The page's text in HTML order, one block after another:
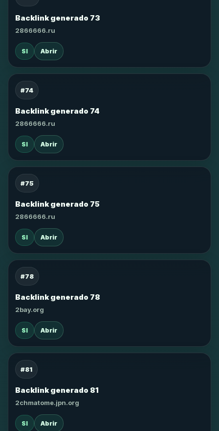
Backlink generado 73
2866666.ru
SI Abrir
#74
Backlink generado 74
2866666.ru
SI Abrir
#75
Backlink generado 75
2866666.ru
SI Abrir
#78
Backlink generado 78
2bay.org
SI Abrir
#81
Backlink generado 81
2chmatome.jpn.org
SI Abrir